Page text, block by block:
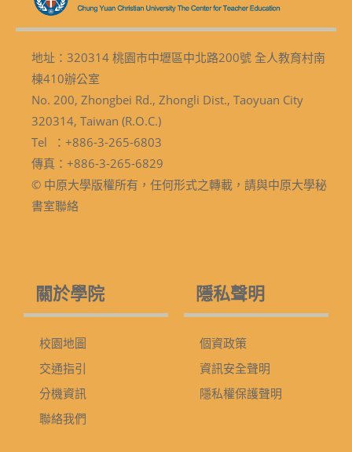
地址：320314 桃園市中壢區中北路200號 全人教育村南
棟410辦公室
No. 200, Zhongbei Rd., Zhongli Dist., Taoyuan City
320314, Taiwan (R.O.C.)
Tel ：+886-3-265-6803
傳真：+886-3-265-6829
© 中原大學版權所有，任何形式之轉載，請與中原大學秘
書室聯絡
關於學院
校園地圖
交通指引
分機資訊
聯絡我們
隱私聲明
個資政策
資訊安全聲明
隱私權保護聲明